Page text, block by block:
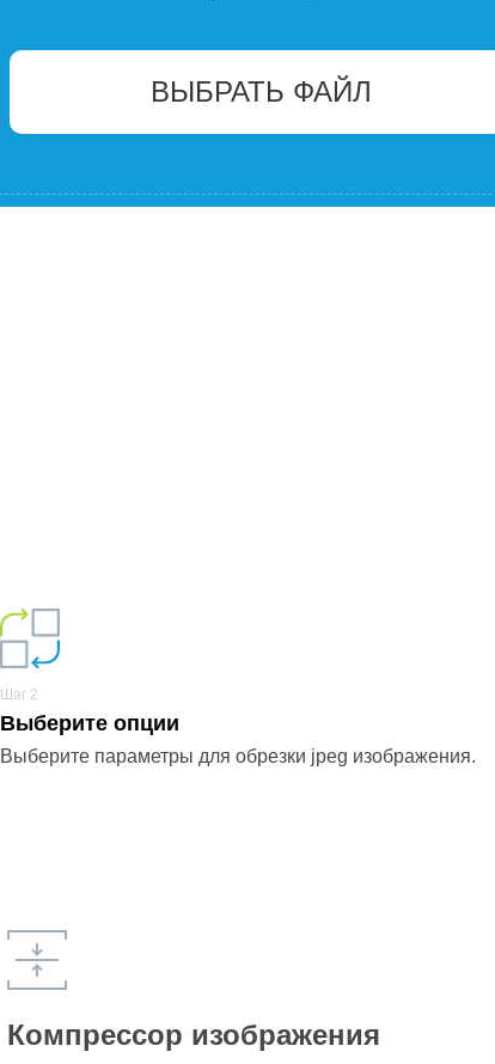
ВЫБРАТЬ ФАЙЛ
Шаг 2
Выберите опции
Выберите параметры для обрезки jpeg изображения.
Компрессор изображения